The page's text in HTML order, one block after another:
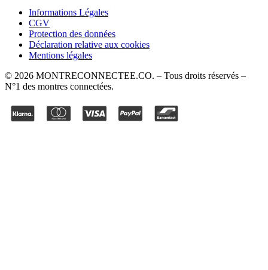
Informations Légales
CGV
Protection des données
Déclaration relative aux cookies
Mentions légales
© 2026 MONTRECONNECTEE.CO. – Tous droits réservés –
N°1 des montres connectées.